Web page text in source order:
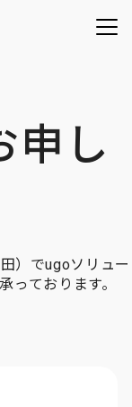
申し
）でugoソリュー
っております。